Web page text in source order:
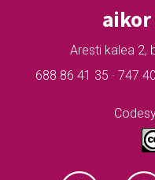
Aresti kalea 2,
688 86 41 35 · 747